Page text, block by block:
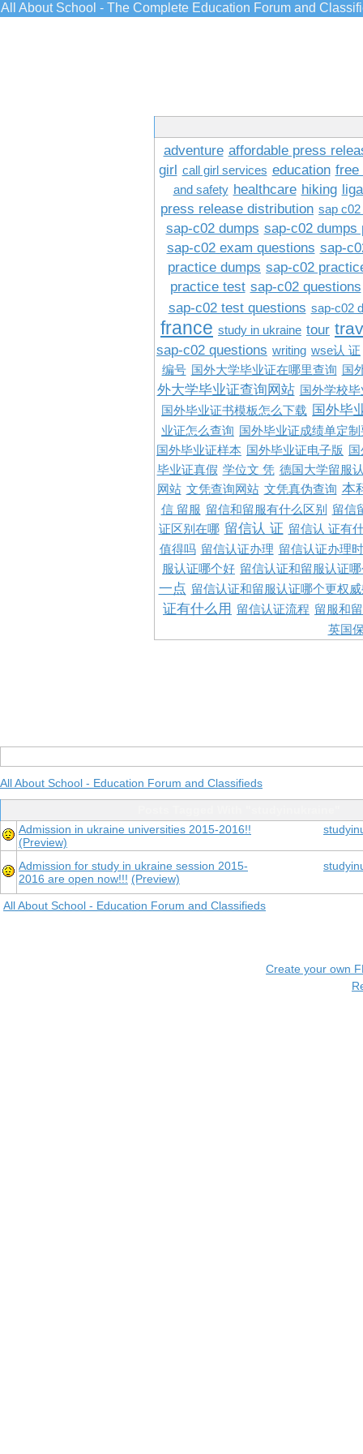
All About School - The Complete Education Forum and
adventure affordable press
girl call girl services education free
and safety healthcare hiking
press release distribution sap
sap-c02 dumps sap-c02 dumps
sap-c02 exam questions sap-
practice dumps sap-c02
practice test sap-c02 questions
sap-c02 test questions sap-c02
france study in ukraine tour
sap-c02 questions writing wse认 证
编号 国外大学毕业证在哪里查询 国
外大学毕业证查询网站 国外学校
国外毕业证书模板怎么下载 国外毕
业证怎么查询
国外毕业证成绩单定
国外毕业证样本
国外毕业证电子版
毕业证真假 学位文 凭 德国大学留服
网站 文凭查询网站 文凭真伪查询 本
信 留服 留信和留服有什么区别
留信
证区别在哪 留信认 证 留信认 证有
值得吗 留信认证办理 留信认证办理
服认证哪个好 留信认证和留服认证
一点 留信认证和留服认证哪个更权
证有什么用 留信认证流程 留服和
英国
All About School - Education Forum and Classifieds
Admission in ukraine universities 2015-2016!!
(Preview)
Admission for study in ukraine session 2015-
2016 are open now!!! (Preview)
All About School - Education Forum and Classifieds
Create your own